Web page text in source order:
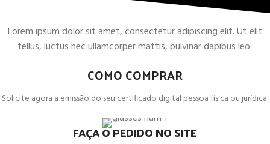
Lorem ipsum dolor sit amet, consectetur adipiscing elit. Ut elit
tellus, luctus nec ullamcorper mattis, pulvinar dapibus leo.
COMO COMPRAR
Solicite agora a emissão do seu certificado digital pessoa física ou jurídica.
FAÇA O PEDIDO NO SITE